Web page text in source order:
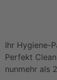
Ihr Hygiene-
Perfekt
nunmehr als